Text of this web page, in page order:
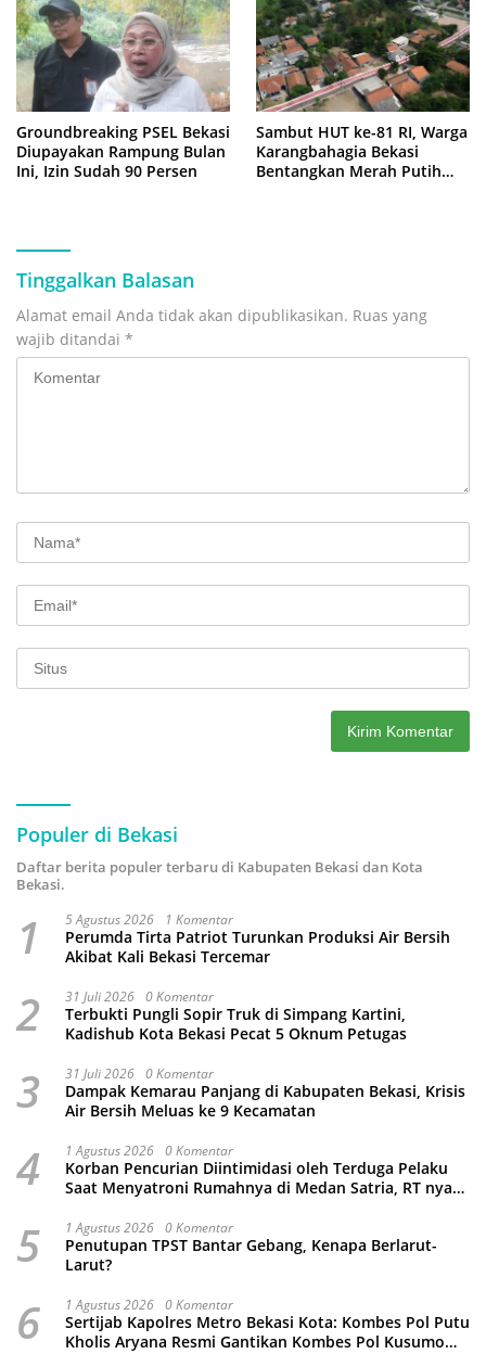
Groundbreaking PSEL Bekasi
Diupayakan Rampung Bulan
Ini, Izin Sudah 90 Persen
Sambut HUT ke-81 RI, Warga
Karangbahagia Bekasi
Bentangkan Merah Putih
Tinggalkan Balasan
Alamat email Anda tidak akan dipublikasikan. Ruas yang
wajib ditandai *
Populer di Bekasi
Daftar berita populer terbaru di Kabupaten Bekasi dan Kota
Bekasi.
1 5 Agustus 2026 1 Komentar
Perumda Tirta Patriot Turunkan Produksi Air Bersih
Akibat Kali Bekasi Tercemar
2 31 Juli 2026 0 Komentar
Terbukti Pungli Sopir Truk di Simpang Kartini,
Kadishub Kota Bekasi Pecat 5 Oknum Petugas
3 31 Juli 2026 0 Komentar
Dampak Kemarau Panjang di Kabupaten Bekasi, Krisis
Air Bersih Meluas ke 9 Kecamatan
4 1 Agustus 2026 0 Komentar
Korban Pencurian Diintimidasi oleh Terduga Pelaku
Saat Menyatroni Rumahnya di Medan Satria, RT nya
5 1 Agustus 2026 0 Komentar
Penutupan TPST Bantar Gebang, Kenapa Berlarut-
Larut?
6 1 Agustus 2026 0 Komentar
Sertijab Kapolres Metro Bekasi Kota: Kombes Pol Putu
Kholis Aryana Resmi Gantikan Kombes Pol Kusumo